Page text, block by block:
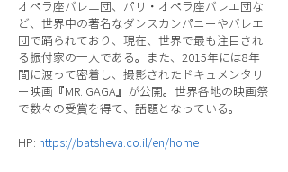
オペラ座バレエ団、パリ・オペラ座バレエ団な
ど、世界中の著名なダンスカンパニーやバレエ
団で踊られており、現在、世界で最も注目され
る振付家の一人である。また、2015年には8年
間に渡って密着し、撮影されたドキュメンタリ
ー映画『MR. GAGA』が公開。世界各地の映画祭
で数々の受賞を得て、話題となっている。
HP: https://batsheva.co.il/en/home